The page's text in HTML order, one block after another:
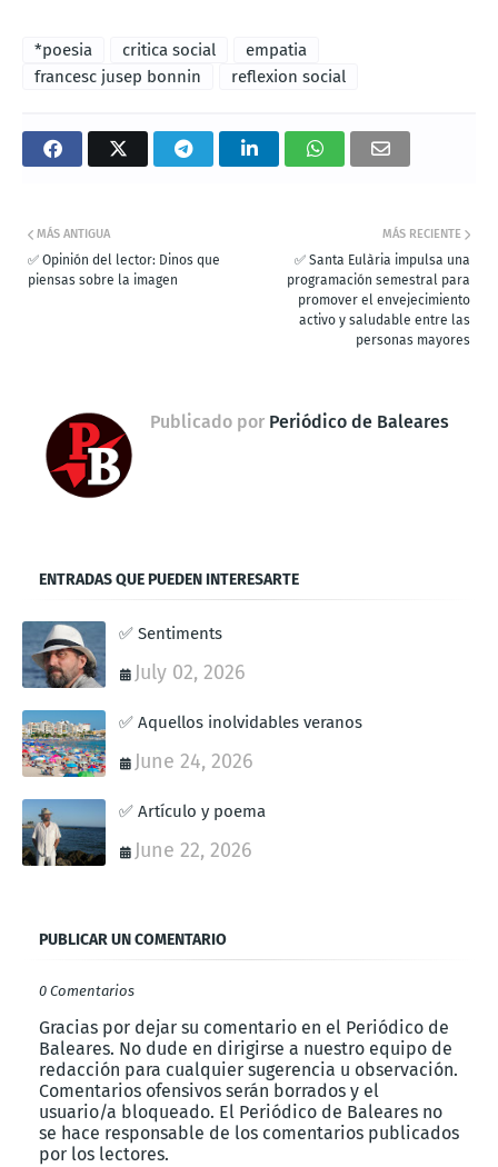
*poesia critica social
empatia
francesc jusep bonnin
reflexion social
MÁS RECIENTE
✅ Santa Eulària impulsa una
programación semestral para
promover el envejecimiento
activo y saludable entre las
personas mayores
MÁS ANTIGUA
✅ Opinión del lector: Dinos que
piensas sobre la imagen
Publicado por Periódico de Baleares
ENTRADAS QUE PUEDEN INTERESARTE
✅ Sentiments
July 02, 2026
✅ Aquellos inolvidables veranos
June 24, 2026
✅ Artículo y poema
June 22, 2026
PUBLICAR UN COMENTARIO
0 Comentarios
Gracias por dejar su comentario en el Periódico de
Baleares. No dude en dirigirse a nuestro equipo de
redacción para cualquier sugerencia u observación.
Comentarios ofensivos serán borrados y el
usuario/a bloqueado. El Periódico de Baleares no
se hace responsable de los comentarios publicados
por los lectores.